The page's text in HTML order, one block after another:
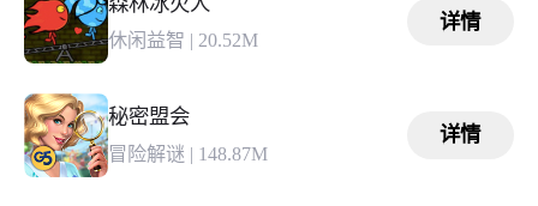
休闲益智 | 20.52M
详情
秘密盟会
冒险解谜 | 148.87M
详情